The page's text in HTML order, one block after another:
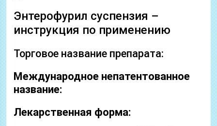
Энтерофурил суспензия –
инструкция по применению
Торговое название препарата:
Международное непатентованное
название:
Лекарственная форма: